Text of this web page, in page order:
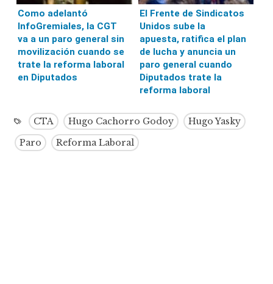
Como adelantó
InfoGremiales, la CGT
va a un paro general sin
movilización cuando se
trate la reforma laboral
en Diputados
El Frente de Sindicatos
Unidos sube la
apuesta, ratifica el plan
de lucha y anuncia un
paro general cuando
Diputados trate la
reforma laboral
CTA Hugo Cachorro Godoy
Hugo Yasky
Paro
Reforma Laboral